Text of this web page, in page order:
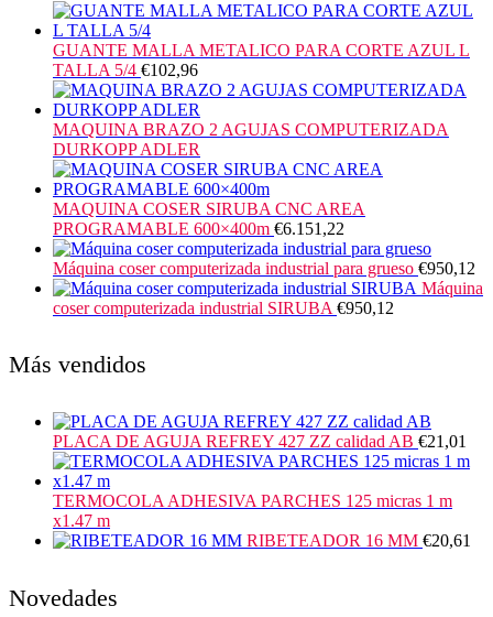
GUANTE MALLA METALICO PARA CORTE AZUL L
TALLA 5/4 €102,96
MAQUINA BRAZO 2 AGUJAS COMPUTERIZADA
DURKOPP ADLER
MAQUINA COSER SIRUBA CNC AREA
PROGRAMABLE 600×400m €6.151,22
Máquina coser computerizada industrial para grueso €950,12
Máquina
coser computerizada industrial SIRUBA €950,12
Más vendidos
PLACA DE AGUJA REFREY 427 ZZ calidad AB €21,01
TERMOCOLA ADHESIVA PARCHES 125 micras 1 m
x1.47 m
RIBETEADOR 16 MM €20,61
Novedades